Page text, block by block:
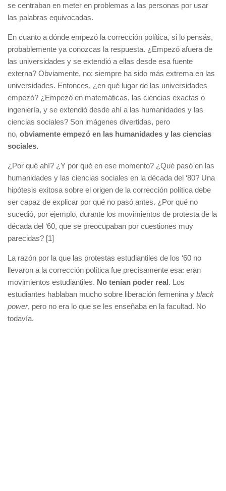
se centraban en meter en problemas a las personas por usar
las palabras equivocadas.
En cuanto a dónde empezó la corrección política, si lo pensás,
probablemente ya conozcas la respuesta. ¿Empezó afuera de
las universidades y se extendió a ellas desde esa fuente
externa? Obviamente, no: siempre ha sido más extrema en las
universidades. Entonces, ¿en qué lugar de las universidades
empezó? ¿Empezó en matemáticas, las ciencias exactas o
ingeniería, y se extendió desde ahí a las humanidades y las
ciencias sociales? Son imágenes divertidas, pero
no, obviamente empezó en las humanidades y las ciencias
sociales.
¿Por qué ahí? ¿Y por qué en ese momento? ¿Qué pasó en las
humanidades y las ciencias sociales en la década del ‘80? Una
hipótesis exitosa sobre el origen de la corrección política debe
ser capaz de explicar por qué no pasó antes. ¿Por qué no
sucedió, por ejemplo, durante los movimientos de protesta de la
década del ‘60, que se preocupaban por cuestiones muy
parecidas? [1]
La razón por la que las protestas estudiantiles de los ‘60 no
llevaron a la corrección política fue precisamente esa: eran
movimientos estudiantiles. No tenían poder real. Los
estudiantes hablaban mucho sobre liberación femenina y black
power, pero no era lo que se les enseñaba en la facultad. No
todavía.